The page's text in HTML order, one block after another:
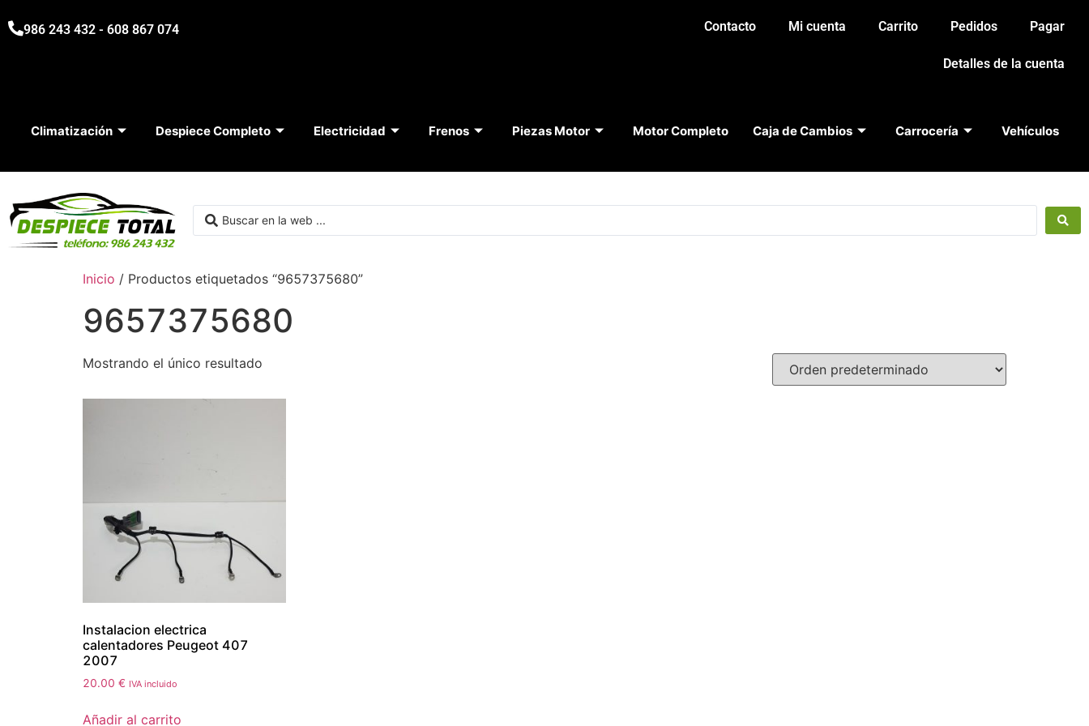
986 243 432 - 608 867 074 Contacto Mi cuenta Carrito Pedidos Pagar
Detalles de la cuenta
Climatización Despiece Completo Electricidad Frenos Piezas Motor Motor Completo Caja de Cambios Carrocería Vehículos
Inicio / Productos etiquetados “9657375680”
9657375680
Mostrando el único resultado
Instalacion electrica
calentadores Peugeot 407
2007
20.00 € IVA incluido
Añadir al carrito